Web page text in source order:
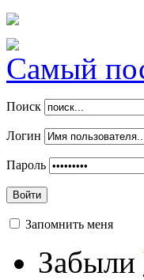
Самый
Поиск
Логин
Пароль
Войти
Запомнить меня
Забыли